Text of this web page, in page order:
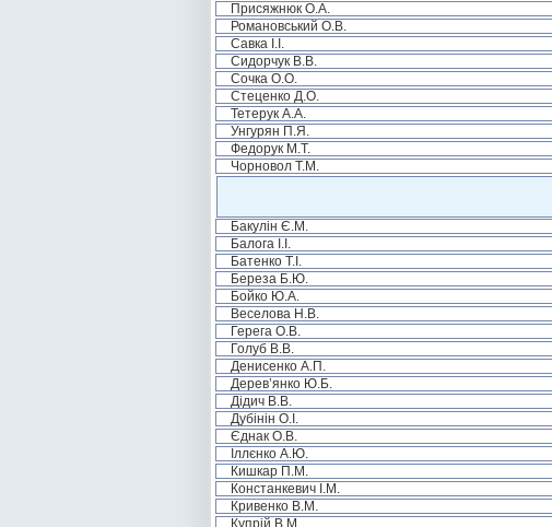
Присяжнюк О.А.
Романовський О.В.
Савка І.І.
Сидорчук В.В.
Сочка О.О.
Стеценко Д.О.
Тетерук А.А.
Унгурян П.Я.
Федорук М.Т.
Чорновол Т.М.
Бакулін Є.М.
Балога І.І.
Батенко Т.І.
Береза Б.Ю.
Бойко Ю.А.
Веселова Н.В.
Герега О.В.
Голуб В.В.
Денисенко А.П.
Дерев’янко Ю.Б.
Дідич В.В.
Дубінін О.І.
Єднак О.В.
Іллєнко А.Ю.
Кишкар П.М.
Констанкевич І.М.
Кривенко В.М.
Купрій В.М.